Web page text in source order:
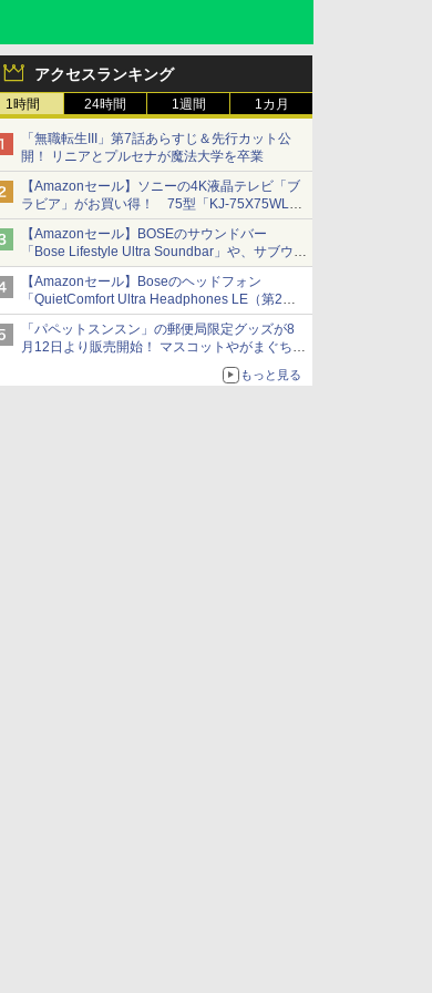
アクセスランキング
1時間 24時間 1週間 1カ月
「無職転生III」第7話あらすじ＆先行カット公
開！ リニアとプルセナが魔法大学を卒業
【Amazonセール】ソニーの4K液晶テレビ「ブ
ラビア」がお買い得！ 75型「KJ-75X75WL」
などラインナップ
【Amazonセール】BOSEのサウンドバー
「Bose Lifestyle Ultra Soundbar」や、サブウー
ファー「Bose Lifestyle Ultra Subwoofer」など
お買い得！
【Amazonセール】Boseのヘッドフォン
「QuietComfort Ultra Headphones LE（第2世
代）」などお買い得価格で登場
イマーシブオーディオで臨場感ある音楽体験が
楽しめる
「パペットスンスン」の郵便局限定グッズが8
月12日より販売開始！ マスコットやがまぐち、
もっと見る